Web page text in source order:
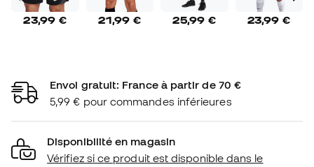
23,99 € 21,99 € 25,99 € 23,99 €
Envoi gratuit: France à partir de 70 €
5,99 € pour commandes inférieures
Disponibilité en magasin
Vérifiez si ce produit est disponible dans le